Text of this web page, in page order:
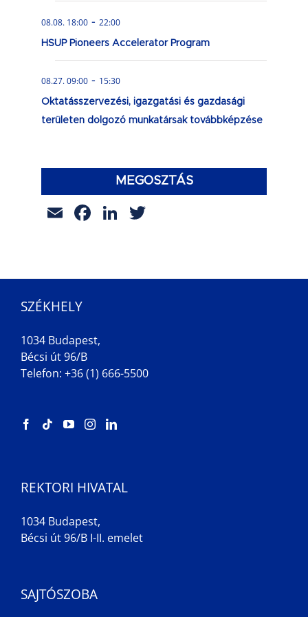
08.08. 18:00 - 22:00
HSUP Pioneers Accelerator Program
08.27. 09:00 - 15:30
Oktatásszervezési, igazgatási és gazdasági
területen dolgozó munkatársak továbbképzése
MEGOSZTÁS
EmailFacebook
LinkedIn
SZÉKHELY
1034 Budapest,
Bécsi út 96/B
Telefon: +36 (1) 666-5500
REKTORI HIVATAL
1034 Budapest,
Bécsi út 96/B I-II. emelet
SAJTÓSZOBA